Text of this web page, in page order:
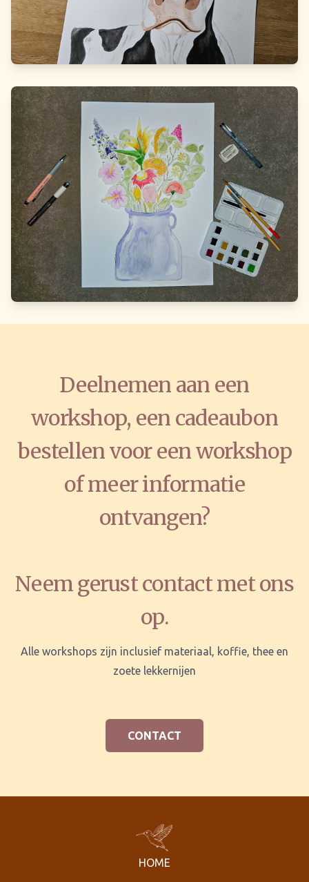
Deelnemen aan een
workshop, een cadeaubon
bestellen voor een workshop
of meer informatie
ontvangen?
Neem gerust contact met ons
op.
Alle workshops zijn inclusief materiaal, koffie, thee en
zoete lekkernijen
CONTACT
HOME